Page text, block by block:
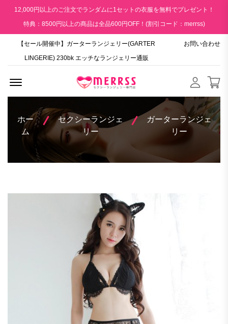
12,000円以上のご注文でランダムに1セットの衣服を無料でプレゼント！
特典：8500円以上の商品は全品600円OFF！(割引コード：merrss)
【セール開催中】ガーターランジェリー(GARTER
LINGERIE) 230bk エッチなランジェリー通販
お問い合わせ
ホー
ム
セクシーランジェ
リー
ガーターランジェ
リー